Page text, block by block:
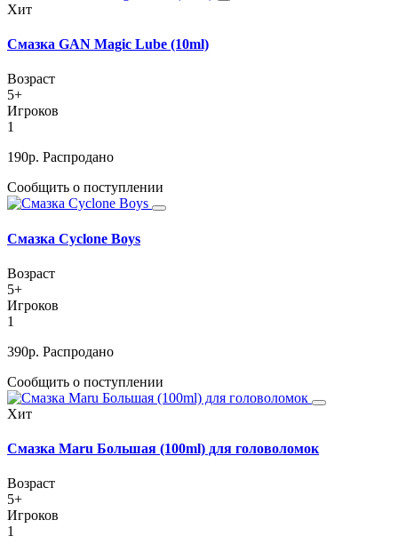
Хит
Смазка GAN Magic Lube (10ml)
Возраст
5+
Игроков
1
190р. Распродано
Сообщить о поступлении
Смазка Cyclone Boys
Возраст
5+
Игроков
1
390р. Распродано
Сообщить о поступлении
Хит
Смазка Maru Большая (100ml) для головоломок
Возраст
5+
Игроков
1